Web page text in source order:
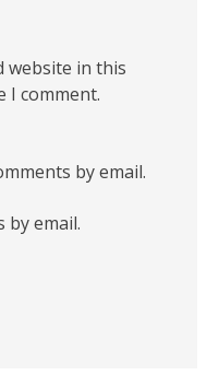
website in this
I comment.
by email.
by email.